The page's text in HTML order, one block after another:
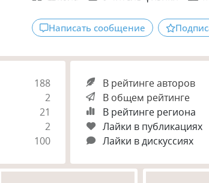
Написать сообщение
188
2
21
2
100
В рейтинге авторов
В общем рейтинге
В рейтинге региона
Лайки в публикациях
Лайки в дискуссиях